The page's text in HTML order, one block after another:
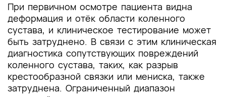
При первичном осмотре пациента видна
деформация и отёк области коленного
сустава, и клиническое тестирование может
быть затруднено. В связи с этим клиническая
диагностика сопутствующих повреждений
коленного сустава, таких, как разрыв
крестообразной связки или мениска, также
затруднена. Ограниченный диапазон